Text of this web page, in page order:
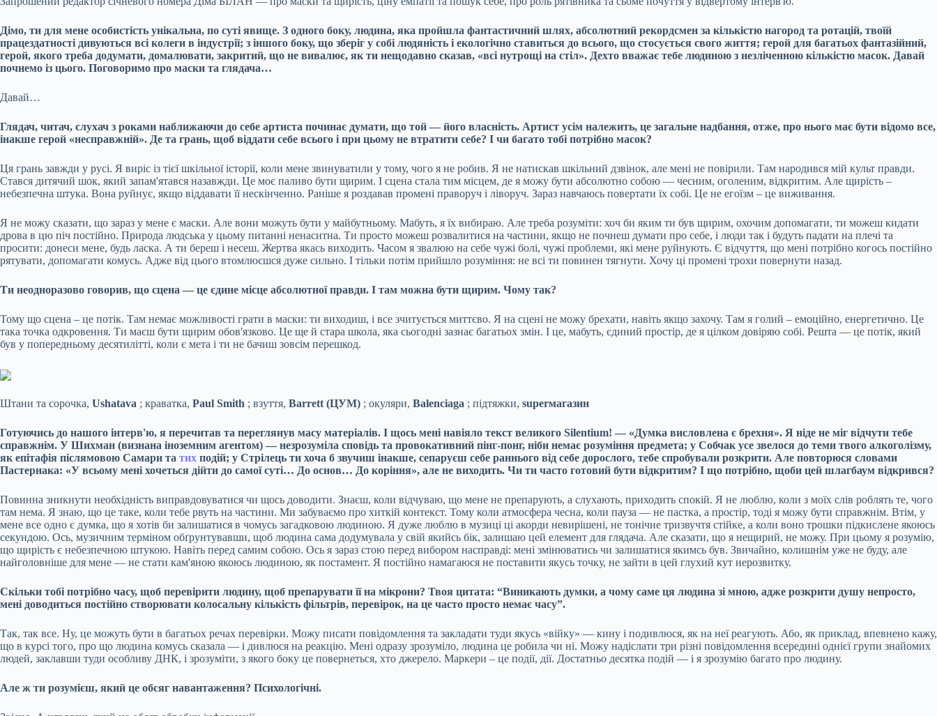
Дімо, ти для мене особистість унікальна, по суті явище. З одного боку, людина, яка пройшла фантастичний шлях, абсолютний рекордсмен за кількістю нагород та ротацій, твоїй
працездатності дивуються всі колеги в індустрії; з іншого боку, що зберіг у собі людяність і екологічно ставиться до всього, що стосується свого життя; герой для багатьох фантазійний,
герой, якого треба додумати, домалювати, закритий, що не вивалює, як ти нещодавно сказав, «всі нутрощі на стіл». Дехто вважає тебе людиною з незліченною кількістю масок. Давай
почнемо із цього. Поговоримо про маски та глядача…
Давай…
Глядач, читач, слухач з роками наближаючи до себе артиста починає думати, що той — його власність. Артист усім належить, це загальне надбання, отже, про нього має бути відомо все,
інакше герой «несправжній». Де та грань, щоб віддати себе всього і при цьому не втратити себе? І чи багато тобі потрібно масок?
Ця грань завжди у русі. Я виріс із тієї шкільної історії, коли мене звинуватили у тому, чого я не робив. Я не натискав шкільний дзвінок, але мені не повірили. Там народився мій культ правди.
Стався дитячий шок, який запам'ятався назавжди. Це моє паливо бути щирим. І сцена стала тим місцем, де я можу бути абсолютно собою — чесним, оголеним, відкритим. Але щирість –
небезпечна штука. Вона руйнує, якщо віддавати її нескінченно. Раніше я роздавав промені праворуч і ліворуч. Зараз навчаюсь повертати їх собі. Це не егоїзм – це виживання.
Я не можу сказати, що зараз у мене є маски. Але вони можуть бути у майбутньому. Мабуть, я їх вибираю. Але треба розуміти: хоч би яким ти був щирим, охочим допомагати, ти можеш кидати
дрова в цю піч постійно. Природа людська у цьому питанні ненаситна. Ти просто можеш розвалитися на частини, якщо не почнеш думати про себе, і люди так і будуть падати на плечі та
просити: донеси мене, будь ласка. А ти береш і несеш. Жертва якась виходить. Часом я звалюю на себе чужі болі, чужі проблеми, які мене руйнують. Є відчуття, що мені потрібно когось постійно
рятувати, допомагати комусь. Адже від цього втомлюєшся дуже сильно. І тільки потім прийшло розуміння: не всі ти повинен тягнути. Хочу ці промені трохи повернути назад.
Ти неодноразово говорив, що сцена — це єдине місце абсолютної правди. І там можна бути щирим. Чому так?
Тому що сцена – це потік. Там немає можливості грати в маски: ти виходиш, і все зчитується миттєво. Я на сцені не можу брехати, навіть якщо захочу. Там я голий – емоційно, енергетично. Це
така точка одкровення. Ти маєш бути щирим обов'язково. Це ще й стара школа, яка сьогодні зазнає багатьох змін. І це, мабуть, єдиний простір, де я цілком довіряю собі. Решта — це потік, який
був у попередньому десятилітті, коли є мета і ти не бачиш зовсім перешкод.
Штани та сорочка, Ushatava ; краватка, Paul Smith ; взуття, Barrett (ЦУМ) ; окуляри, Balenciaga ; підтяжки, superмагазин
Готуючись до нашого інтерв'ю, я перечитав та переглянув масу матеріалів. І щось мені навіяло текст великого Silentium! — «Думка висловлена є брехня». Я ніде не міг відчути тебе
справжнім. У Шихман (визнана іноземним агентом) — незрозуміла сповідь та провокативний пінг-понг, ніби немає розуміння предмета; у Собчак усе звелося до теми твого алкоголізму,
як епітафія післямовою Самари та тих подій; у Стрілець ти хоча б звучиш інакше, сепаруєш себе раннього від себе дорослого, тебе спробували розкрити. Але повторюся словами
Пастернака: «У всьому мені хочеться дійти до самої суті… До основ… До коріння», але не виходить. Чи ти часто готовий бути відкритим? І що потрібно, щоби цей шлагбаум відкрився?
Повинна зникнути необхідність виправдовуватися чи щось доводити. Знаєш, коли відчуваю, що мене не препарують, а слухають, приходить спокій. Я не люблю, коли з моїх слів роблять те, чого
там нема. Я знаю, що це таке, коли тебе рвуть на частини. Ми забуваємо про хиткій контекст. Тому коли атмосфера чесна, коли пауза — не пастка, а простір, тоді я можу бути справжнім. Втім, у
мене все одно є думка, що я хотів би залишатися в чомусь загадковою людиною. Я дуже люблю в музиці ці акорди невирішені, не тонічне тризвучтя стійке, а коли воно трошки підкислене якоюсь
секундою. Ось, музичним терміном обґрунтувавши, щоб людина сама додумувала у свій якийсь бік, залишаю цей елемент для глядача. Але сказати, що я нещирий, не можу. При цьому я розумію,
що щирість є небезпечною штукою. Навіть перед самим собою. Ось я зараз стою перед вибором насправді: мені змінюватись чи залишатися якимсь був. Звичайно, колишнім уже не буду, але
найголовніше для мене — не стати кам'яною якоюсь людиною, як постамент. Я постійно намагаюся не поставити якусь точку, не зайти в цей глухий кут нерозвитку.
Скільки тобі потрібно часу, щоб перевірити людину, щоб препарувати її на мікрони? Твоя цитата: “Виникають думки, а чому саме ця людина зі мною, адже розкрити душу непросто,
мені доводиться постійно створювати колосальну кількість фільтрів, перевірок, на це часто просто немає часу”.
Так, так все. Ну, це можуть бути в багатьох речах перевірки. Можу писати повідомлення та закладати туди якусь «війку» — кину і подивлюся, як на неї реагують. Або, як приклад, впевнено кажу,
що в курсі того, про що людина комусь сказала — і дивлюся на реакцію. Мені одразу зрозуміло, людина це робила чи ні. Можу надіслати три різні повідомлення всередині однієї групи знайомих
людей, заклавши туди особливу ДНК, і зрозуміти, з якого боку це повернеться, хто джерело. Маркери – це події, дії. Достатньо десятка подій — і я зрозумію багато про людину.
Але ж ти розумієш, який це обсяг навантаження? Психологічні.